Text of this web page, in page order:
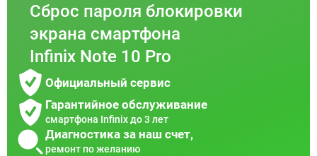
Сброс пароля блокировки
экрана смартфона
Infinix Note 10 Pro
Официальный сервис
Гарантийное обслуживание
смартфона Infinix до 3 лет
Диагностика за наш счет,
ремонт по желанию